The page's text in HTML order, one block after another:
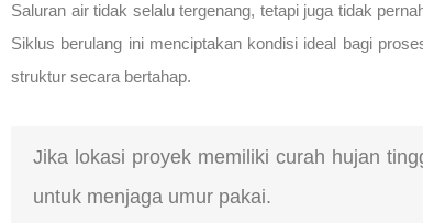
Saluran air tidak selalu tergenang, tetapi juga tidak
Siklus berulang ini menciptakan kondisi ideal bagi
struktur secara bertahap.
Jika lokasi proyek memiliki curah hujan
untuk menjaga umur pakai.